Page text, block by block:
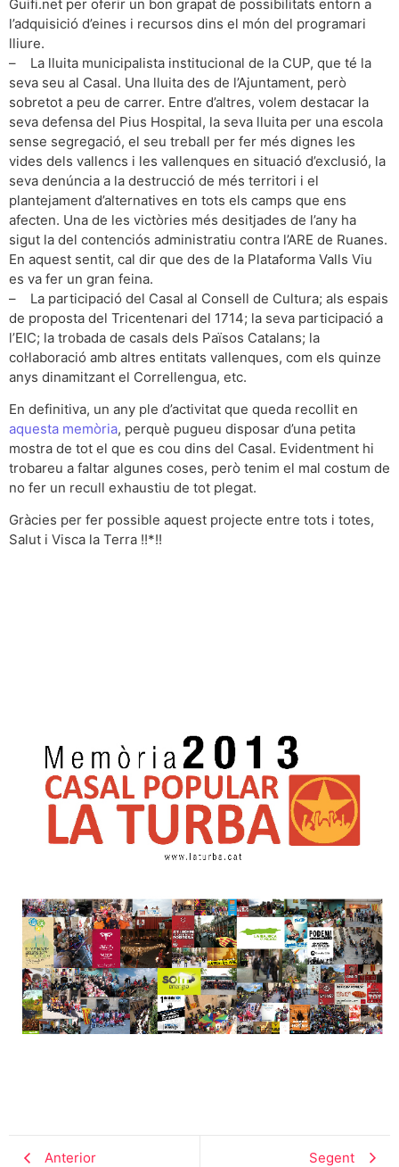
Guifi.net per oferir un bon grapat de possibilitats entorn a
l’adquisició d’eines i recursos dins el món del programari
lliure.
– La lluita municipalista institucional de la CUP, que té la
seva seu al Casal. Una lluita des de l’Ajuntament, però
sobretot a peu de carrer. Entre d’altres, volem destacar la
seva defensa del Pius Hospital, la seva lluita per una escola
sense segregació, el seu treball per fer més dignes les
vides dels vallencs i les vallenques en situació d’exclusió, la
seva denúncia a la destrucció de més territori i el
plantejament d’alternatives en tots els camps que ens
afecten. Una de les victòries més desitjades de l’any ha
sigut la del contenciós administratiu contra l’ARE de Ruanes.
En aquest sentit, cal dir que des de la Plataforma Valls Viu
es va fer un gran feina.
– La participació del Casal al Consell de Cultura; als espais
de proposta del Tricentenari del 1714; la seva participació a
l’EIC; la trobada de casals dels Països Catalans; la
col·laboració amb altres entitats vallenques, com els quinze
anys dinamitzant el Correllengua, etc.
En definitiva, un any ple d’activitat que queda recollit en
aquesta memòria, perquè pugueu disposar d’una petita
mostra de tot el que es cou dins del Casal. Evidentment hi
trobareu a faltar algunes coses, però tenim el mal costum de
no fer un recull exhaustiu de tot plegat.
Gràcies per fer possible aquest projecte entre tots i totes,
Salut i Visca la Terra !!*!!
Anterior Segent